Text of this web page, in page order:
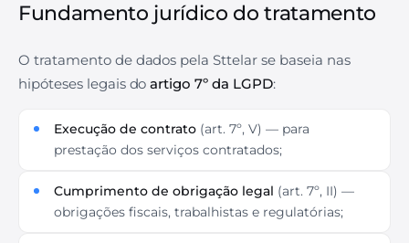
Fundamento jurídico do tratamento
O tratamento de dados pela Sttelar se baseia nas
hipóteses legais doartigo 7º da LGPD:
Execução de contrato (art. 7º, V) — para
prestação dos serviços contratados;
Cumprimento de obrigação legal (art. 7º, II) —
obrigações fiscais, trabalhistas e regulatórias;